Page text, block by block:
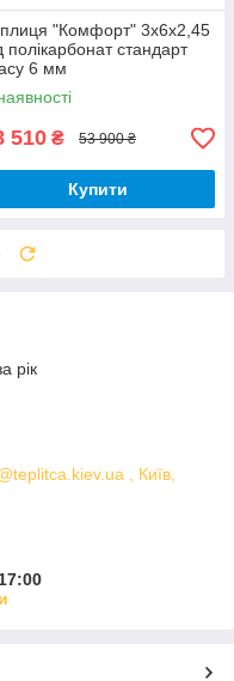
"Комфорт" 3х6х2,45
полікарбонат стандарт
6 мм
510 ₴ 53 900 ₴
Купити
рік
, Київ,